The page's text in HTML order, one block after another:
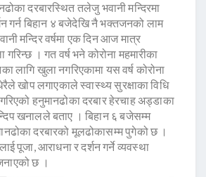
दरबारस्थित तलेजु भवानी मन्दिरमा
गर्न बिहान ४ बजेदेखि नै भक्तजनको लाम
मन्दिर वर्षमा एक दिन आज मात्र
। गत वर्ष भने कोरोना महमारीका
लागि खुला नगरिएकामा यस वर्ष कोरोना
खोप लगाएकाले स्वास्थ्य सुरक्षाका विधि
हनुमानढोका दरबार हेरचाह अड्डाका
खनालले बताए । बिहान ६ बजेसम्म
दरबारको मूलढोकासम्म पुगेको छ ।
पूजा, आराधना र दर्शन गर्ने व्यवस्था
छ ।